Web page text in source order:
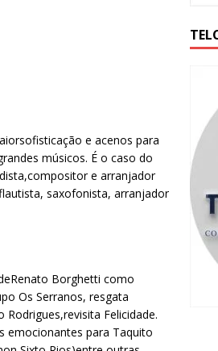
e acenos para
músicos. É o caso do
e arranjador
saxofonista, arranjador
Borghetti como
Os Serranos, resgata
Felicidade.
emocionantes para Taquito